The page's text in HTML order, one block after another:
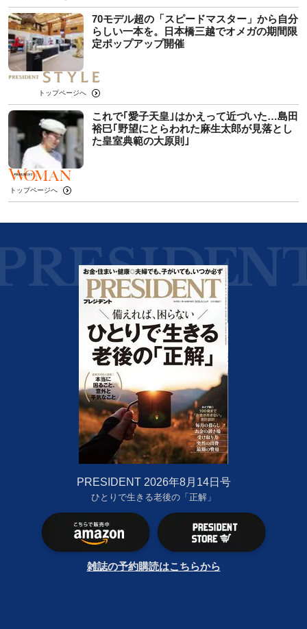
70モデル超の「スピードマスター」から自分
らしい一本を。日本橋三越でオメガの期間限
定ポップアップ開催
トップページへ
これで｢愛子天皇｣はかえって近づいた…島田
裕巳｢野望にとらわれた麻生太郎が見落とし
た皇室典範の大原則｣
トップページへ
PRESIDENT 2026年8月14日号
ひとりで生きる老後の「正解」
雑誌の予約購読はこちらから